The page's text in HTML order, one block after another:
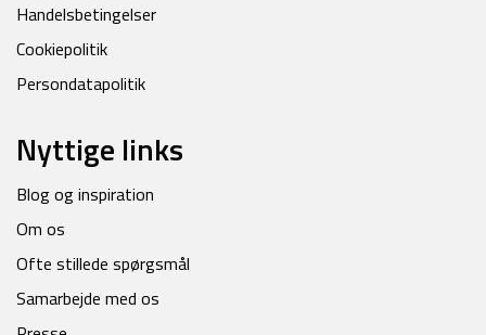
Handelsbetingelser
Cookiepolitik
Persondatapolitik
Nyttige links
Blog og inspiration
Om os
Ofte stillede spørgsmål
Samarbejde med os